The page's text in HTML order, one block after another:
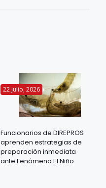
22 julio, 2026
Funcionarios de DIREPROS
aprenden estrategias de
preparación inmediata
ante Fenómeno El Niño